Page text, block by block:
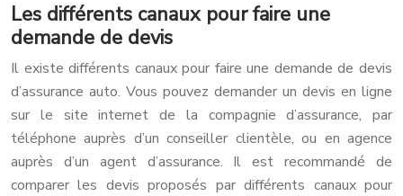
Les différents canaux pour faire une
demande de devis
Il existe différents canaux pour faire une demande de devis
d’assurance auto. Vous pouvez demander un devis en ligne
sur le site internet de la compagnie d’assurance, par
téléphone auprès d’un conseiller clientèle, ou en agence
auprès d’un agent d’assurance. Il est recommandé de
comparer les devis proposés par différents canaux pour